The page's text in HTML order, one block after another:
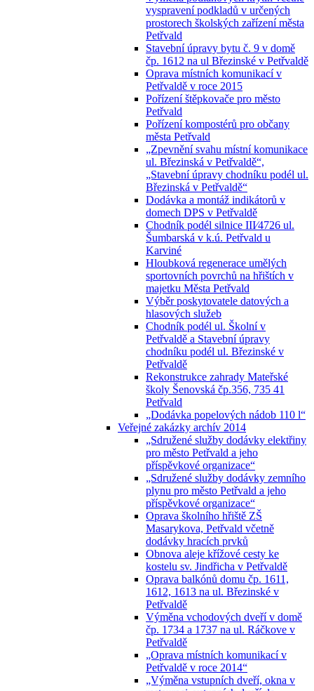
vyspravení podkladů v určených
prostorech školských zařízení města
Petřvald
Stavební úpravy bytu č. 9 v domě
čp. 1612 na ul Březinské v Petřvaldě
Oprava místních komunikací v
Petřvaldě v roce 2015
Pořízení štěpkovače pro město
Petřvald
Pořízení kompostérů pro občany
města Petřvald
„Zpevnění svahu místní komunikace
ul. Březinská v Petřvaldě“,
„Stavební úpravy chodníku podél ul.
Březinská v Petřvaldě“
Dodávka a montáž indikátorů v
domech DPS v Petřvaldě
Chodník podél silnice III⁄4726 ul.
Šumbarská v k.ú. Petřvald u
Karviné
Hloubková regenerace umělých
sportovních povrchů na hřištích v
majetku Města Petřvald
Výběr poskytovatele datových a
hlasových služeb
Chodník podél ul. Školní v
Petřvaldě a Stavební úpravy
chodníku podél ul. Březinské v
Petřvaldě
Rekonstrukce zahrady Mateřské
školy Šenovská čp.356, 735 41
Petřvald
„Dodávka popelových nádob 110 l“
Veřejné zakázky archív 2014
„Sdružené služby dodávky elektřiny
pro město Petřvald a jeho
příspěvkové organizace“
„Sdružené služby dodávky zemního
plynu pro město Petřvald a jeho
příspěvkové organizace“
Oprava školního hřiště ZŠ
Masarykova, Petřvald včetně
dodávky hracích prvků
Obnova aleje křížové cesty ke
kostelu sv. Jindřicha v Petřvaldě
Oprava balkónů domu čp. 1611,
1612, 1613 na ul. Březinské v
Petřvaldě
Výměna vchodových dveří v domě
čp. 1734 a 1737 na ul. Ráčkove v
Petřvaldě
„Oprava místních komunikací v
Petřvaldě v roce 2014“
„Výměna vstupních dveří, okna v